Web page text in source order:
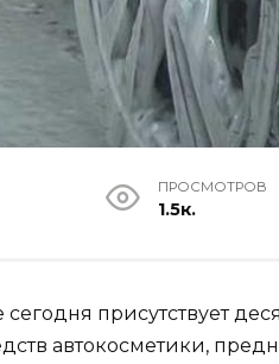
ПРОСМОТРОВ
1.5к.
присутствует
автокосметики,